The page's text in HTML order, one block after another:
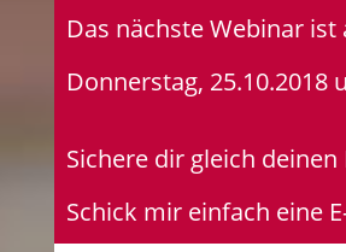
Das nächste Webinar ist
Donnerstag, 25.10.2018
Sichere dir gleich deinen
Schick mir einfach eine